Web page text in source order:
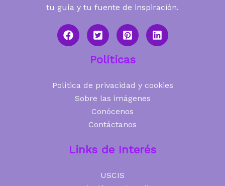
tu guía y tu fuente de inspiración.
Políticas
Política de privacidad y cookies
Sobre las imágenes
Conócenos
Contáctanos
Links de Interés
USCIS